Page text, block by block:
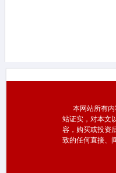
本网站所有内
站证实，对本文
容，购买或投资
致的任何直接、